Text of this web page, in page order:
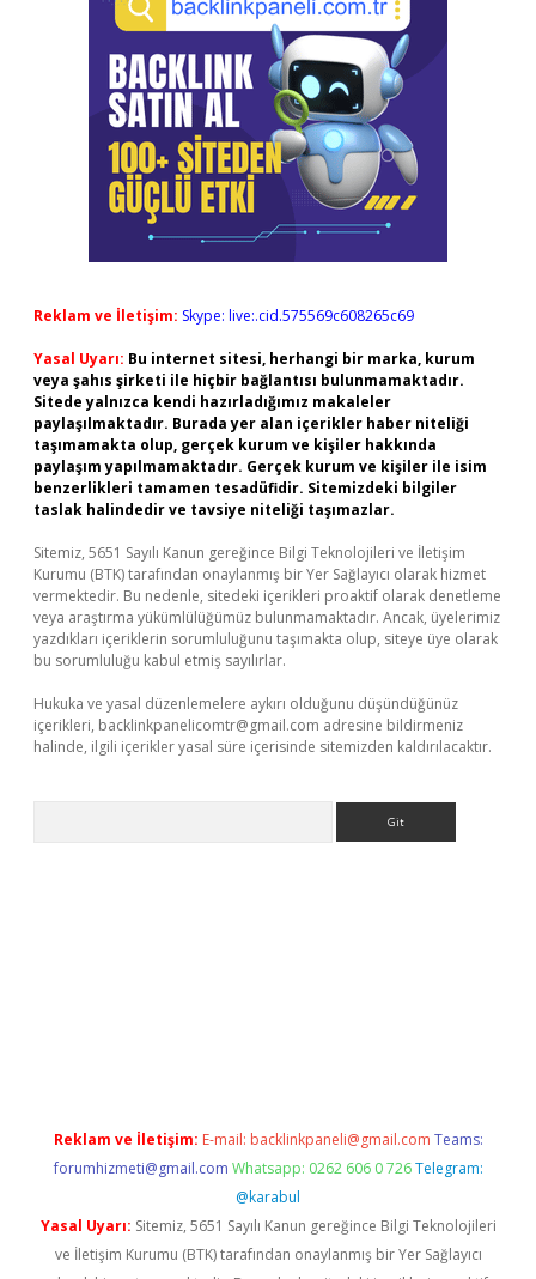
Reklam ve İletişim: Skype: live:.cid.575569c608265c69
Yasal Uyarı: Bu internet sitesi, herhangi bir marka, kurum
veya şahıs şirketi ile hiçbir bağlantısı bulunmamaktadır.
Sitede yalnızca kendi hazırladığımız makaleler
paylaşılmaktadır. Burada yer alan içerikler haber niteliği
taşımamakta olup, gerçek kurum ve kişiler hakkında
paylaşım yapılmamaktadır. Gerçek kurum ve kişiler ile isim
benzerlikleri tamamen tesadüfidir. Sitemizdeki bilgiler
taslak halindedir ve tavsiye niteliği taşımazlar.
Sitemiz, 5651 Sayılı Kanun gereğince Bilgi Teknolojileri ve İletişim
Kurumu (BTK) tarafından onaylanmış bir Yer Sağlayıcı olarak hizmet
vermektedir. Bu nedenle, sitedeki içerikleri proaktif olarak denetleme
veya araştırma yükümlülüğümüz bulunmamaktadır. Ancak, üyelerimiz
yazdıkları içeriklerin sorumluluğunu taşımakta olup, siteye üye olarak
bu sorumluluğu kabul etmiş sayılırlar.
Hukuka ve yasal düzenlemelere aykırı olduğunu düşündüğünüz
içerikleri, backlinkpanelicomtr@gmail.com adresine bildirmeniz
halinde, ilgili içerikler yasal süre içerisinde sitemizden kaldırılacaktır.
Reklam ve İletişim: E-mail: backlinkpaneli@gmail.com Teams:
forumhizmeti@gmail.com Whatsapp: 0262 606 0 726 Telegram:
@karabul
Yasal Uyarı: Sitemiz, 5651 Sayılı Kanun gereğince Bilgi Teknolojileri
ve İletişim Kurumu (BTK) tarafından onaylanmış bir Yer Sağlayıcı